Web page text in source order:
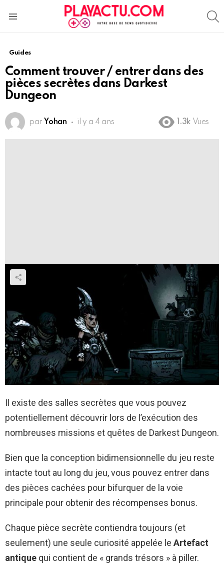
Guides
Comment trouver / entrer dans des
pièces secrètes dans Darkest
Dungeon
par Yohan il y a 4 ans 1.3k Vues
Il existe des salles secrètes que vous pouvez
potentiellement découvrir lors de l’exécution des
nombreuses missions et quêtes de Darkest Dungeon.
Bien que la conception bidimensionnelle du jeu reste
intacte tout au long du jeu, vous pouvez entrer dans
des pièces cachées pour bifurquer de la voie
principale pour obtenir des récompenses bonus.
Chaque pièce secrète contiendra toujours (et
seulement) une seule curiosité appelée le Artefact
antique qui contient de « grands trésors » à piller.